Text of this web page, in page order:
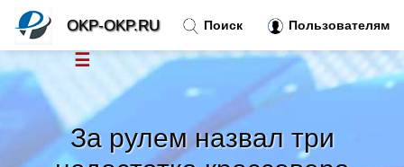
За рулем назвал три
Поиск Пользователям
OKP-OKP.RU
☰
Новости
Тренды новостей »